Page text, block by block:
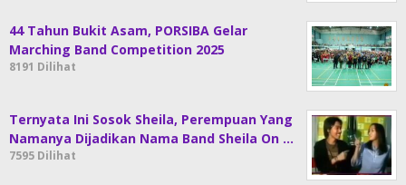
44 Tahun Bukit Asam, PORSIBA Gelar
Marching Band Competition 2025
8191 Dilihat
Ternyata Ini Sosok Sheila, Perempuan Yang
Namanya Dijadikan Nama Band Sheila On …
7595 Dilihat